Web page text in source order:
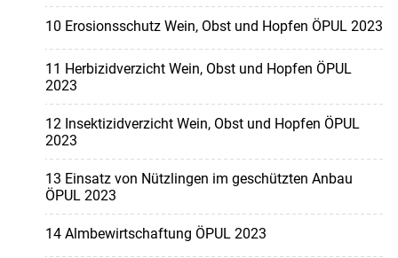
10 Erosionsschutz Wein, Obst und Hopfen ÖPUL 2023
11 Herbizidverzicht Wein, Obst und Hopfen ÖPUL
2023
12 Insektizidverzicht Wein, Obst und Hopfen ÖPUL
2023
13 Einsatz von Nützlingen im geschützten Anbau
ÖPUL 2023
14 Almbewirtschaftung ÖPUL 2023